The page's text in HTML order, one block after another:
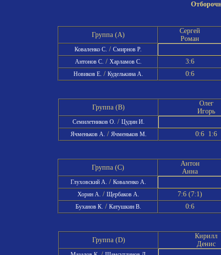
Группа (A)
Сергей
Роман
Коваленко С. / Смирнов Р.
Антонов С. / Харламов С. 3:6
Новиков Е. / Куделькина А. 0:6
Группа (B)
Олег
Игорь
Семилетников О. / Цудин И.
Ячменьков А. / Ячменьков М. 0:6 1:6
Группа (C)
Антон
Анна
Глуховский А. / Коваленко А.
Хорин А. / Щербаков А. 7:6 (7:1)
Буханов К. / Катушкин В. 0:6
Группа (D)
Кирилл
Денис